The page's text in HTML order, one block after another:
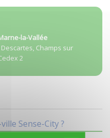
la-Vallée
Champs sur
2
Sense-City ?